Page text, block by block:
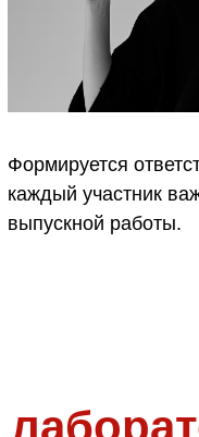
Формируется
каждый участник
выпускной работы.